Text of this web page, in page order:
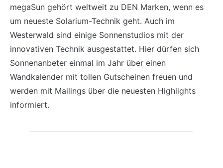
megaSun gehört weltweit zu DEN Marken, wenn es
um neueste Solarium-Technik geht. Auch im
Westerwald sind einige Sonnenstudios mit der
innovativen Technik ausgestattet. Hier dürfen sich
Sonnenanbeter einmal im Jahr über einen
Wandkalender mit tollen Gutscheinen freuen und
werden mit Mailings über die neuesten Highlights
informiert.